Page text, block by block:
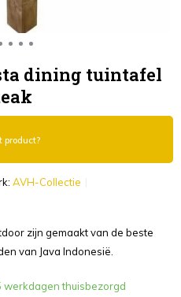
dining tuintafel
product?
AVH-Collectie
zijn gemaakt van de beste
van Java Indonesië.
werkdagen thuisbezorgd